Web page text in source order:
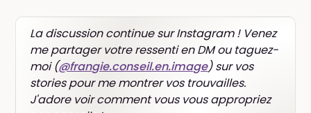
La discussion continue sur Instagram ! Venez
me partager votre ressenti en DM ou taguez-
moi (@frangie.conseil.en.image) sur vos
stories pour me montrer vos trouvailles.
J'adore voir comment vous vous appropriez